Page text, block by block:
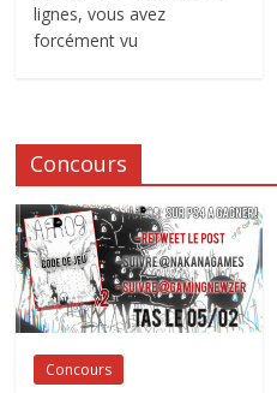
lignes, vous avez
forcément vu
Concours
Concours